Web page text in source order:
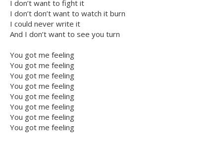
I don’t want to fight it
I don’t don’t want to watch it burn
I could never write it
And I don’t want to see you turn
You got me feeling
You got me feeling
You got me feeling
You got me feeling
You got me feeling
You got me feeling
You got me feeling
You got me feeling